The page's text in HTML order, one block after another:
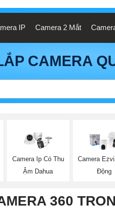
IP Camera 2 Mắt
CAMERA
Camera Ip Có Thu
Ậm Dahua
Camera
Động
360